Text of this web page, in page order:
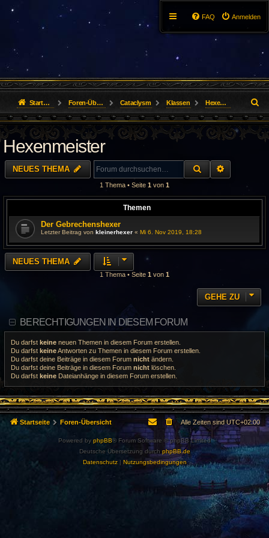
Anmelden
FAQ
Startseite Foren-Übersicht Cataclysm Klassen Hexenmeister
u
c
Hexenmeister
NEUES THEMA SUCHE
1 Thema • Seite 1 von 1
Themen
Der Gebrechenshexer
Letzter Beitrag von kleinerhexer « Mi 6. Nov 2019, 18:28
NEUES THEMA
1 Thema • Seite 1 von 1
GEHE ZU
BERECHTIGUNGEN IN DIESEM FORUM
Du darfst keine neuen Themen in diesem Forum erstellen.
Du darfst keineAntworten zu Themen in diesem Forum erstellen.
Du darfst deine Beiträge in diesem Forum nicht ändern.
Du darfst deine Beiträge in diesem Forum nicht löschen.
Du darfst keine Dateianhänge in diesem Forum erstellen.
Startseite Foren-Übersicht Alle Zeiten sindUTC+02:00
Powered by phpBB® Forum Software © phpBB Limited
Deutsche Übersetzung durch phpBB.de
Datenschutz| Nutzungsbedingungen